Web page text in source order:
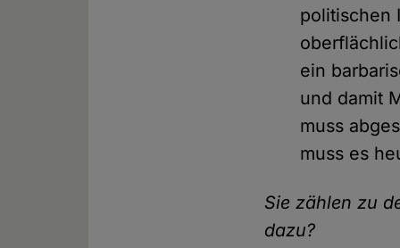
politischen
ein
und damit
muss
muss es
Sie zählen zu
dazu?